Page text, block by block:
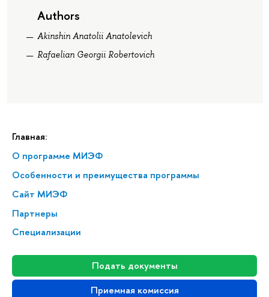
Главная:
О программе МИЭФ
Особенности и преимущества программы
Сайт МИЭФ
Партнеры
Специализации
Подать документы
Приемная комиссия
Authors
Akinshin Anatolii Anatolevich
Rafaelian Georgii Robertovich